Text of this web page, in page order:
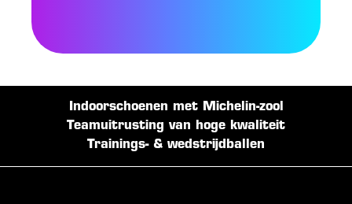
Indoorschoenen met Michelin-zool
Teamuitrusting van hoge kwaliteit
Trainings- & wedstrijdballen